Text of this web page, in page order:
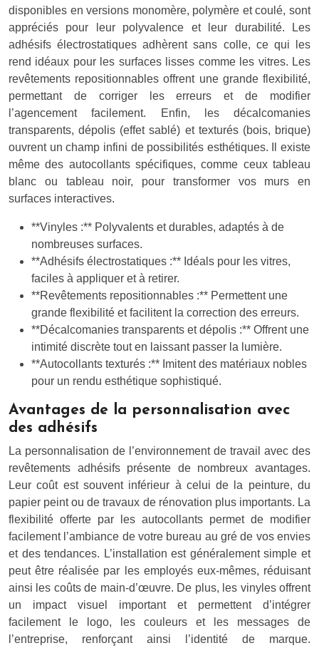
disponibles en versions monomère, polymère et coulé, sont
appréciés pour leur polyvalence et leur durabilité. Les
adhésifs électrostatiques adhèrent sans colle, ce qui les
rend idéaux pour les surfaces lisses comme les vitres. Les
revêtements repositionnables offrent une grande flexibilité,
permettant de corriger les erreurs et de modifier
l’agencement facilement. Enfin, les décalcomanies
transparents, dépolis (effet sablé) et texturés (bois, brique)
ouvrent un champ infini de possibilités esthétiques. Il existe
même des autocollants spécifiques, comme ceux tableau
blanc ou tableau noir, pour transformer vos murs en
surfaces interactives.
**Vinyles :** Polyvalents et durables, adaptés à de
nombreuses surfaces.
**Adhésifs électrostatiques :** Idéals pour les vitres,
faciles à appliquer et à retirer.
**Revêtements repositionnables :** Permettent une
grande flexibilité et facilitent la correction des erreurs.
**Décalcomanies transparents et dépolis :** Offrent une
intimité discrète tout en laissant passer la lumière.
**Autocollants texturés :** Imitent des matériaux nobles
pour un rendu esthétique sophistiqué.
Avantages de la personnalisation avec
des adhésifs
La personnalisation de l’environnement de travail avec des
revêtements adhésifs présente de nombreux avantages.
Leur coût est souvent inférieur à celui de la peinture, du
papier peint ou de travaux de rénovation plus importants. La
flexibilité offerte par les autocollants permet de modifier
facilement l’ambiance de votre bureau au gré de vos envies
et des tendances. L’installation est généralement simple et
peut être réalisée par les employés eux-mêmes, réduisant
ainsi les coûts de main-d’œuvre. De plus, les vinyles offrent
un impact visuel important et permettent d’intégrer
facilement le logo, les couleurs et les messages de
l’entreprise, renforçant ainsi l’identité de marque.